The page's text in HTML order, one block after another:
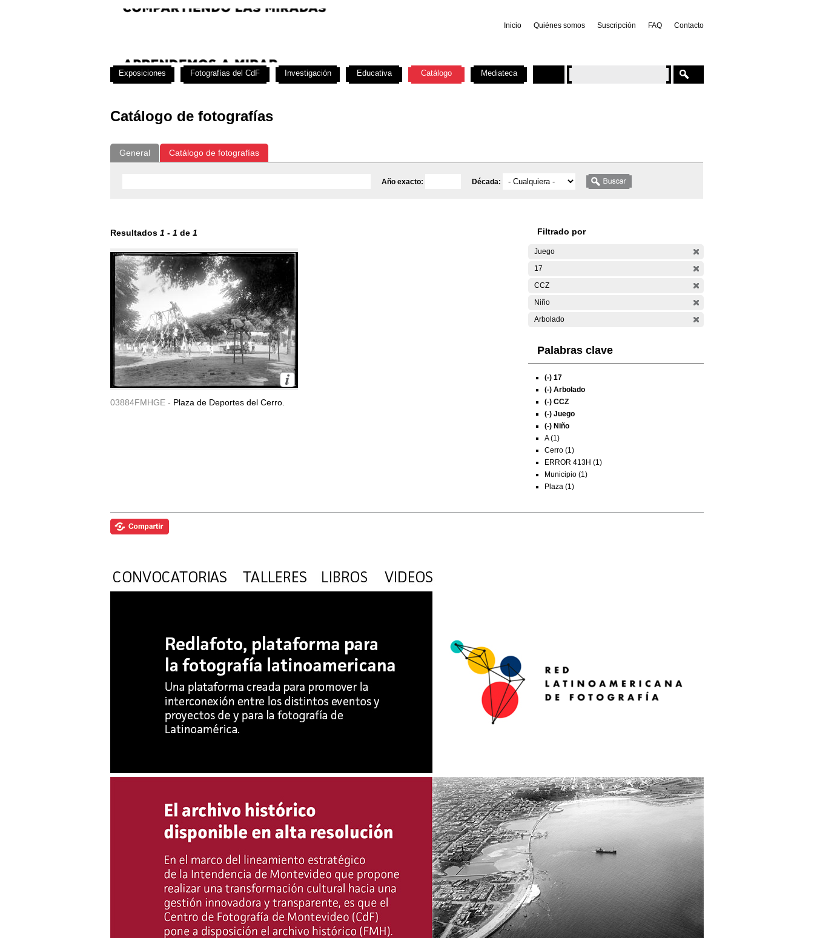
Inicio Quiénes somos Suscripción FAQ Contacto
Catálogo de fotografías
General Catálogo de fotografías
Año exacto: Década:
Resultados 1 - 1 de 1
03884FMHGE - Plaza de Deportes del Cerro.
Filtrado por
Juego
17
CCZ
Niño
Arbolado
Palabras clave
(-) 17
(-) Arbolado
(-) CCZ
(-) Juego
(-) Niño
A (1)
Cerro (1)
ERROR 413H (1)
Municipio (1)
Plaza (1)
Exposiciones Fotografías del CdF Investigación Educativa Catálogo Mediateca